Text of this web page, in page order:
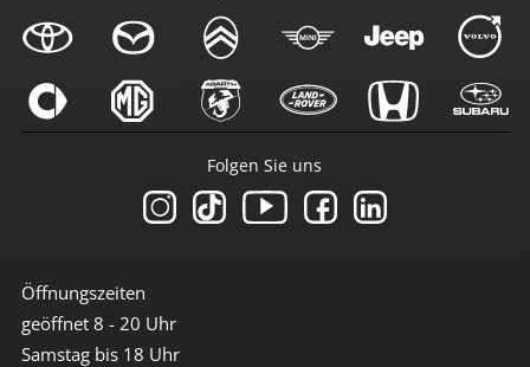
Öffnungszeiten
geöffnet 8 - 20 Uhr
Samstag bis 18 Uhr
Folgen Sie uns